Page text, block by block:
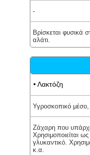
-
Βρίσκεται φυσικά
αλάτι.
• Λακτόζη
Υγροσκοπικό μέσο,
Ζάχαρη που
Χρησιμοποιείται
γλυκαντικό.
κ.α.